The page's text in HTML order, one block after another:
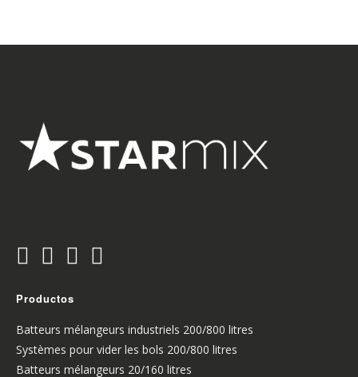
Productos
Batteurs mélangeurs industriels 200/800 litres
Systèmes pour vider les bols 200/800 litres
Batteurs mélangeurs 20/160 litres